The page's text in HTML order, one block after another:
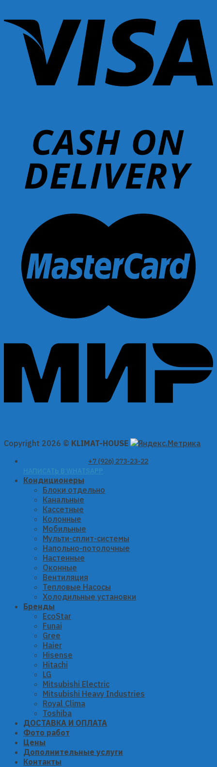
Copyright 2026 © KLIMAT-HOUSE
+7 (926) 273-23-22
НАПИСАТЬ В WHATSAPP
Кондиционеры
Блоки отдельно
Канальные
Кассетные
Колонные
Мобильные
Мульти-сплит-системы
Напольно-потолочные
Настенные
Оконные
Вентиляция
Тепловые Насосы
Холодильные установки
Бренды
EcoStar
Funai
Gree
Haier
Hisense
Hitachi
LG
Mitsubishi Electric
Mitsubishi Heavy Industries
Royal Clima
Toshiba
ДОСТАВКА И ОПЛАТА
Фото работ
Цены
Дополнительные услуги
Контакты